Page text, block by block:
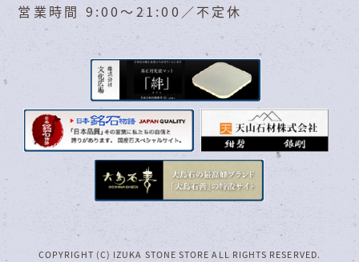
営業時間 9:00～21:00／不定休
COPYRIGHT (C) IZUKA STONE STORE ALL RIGHTS RESERVED.